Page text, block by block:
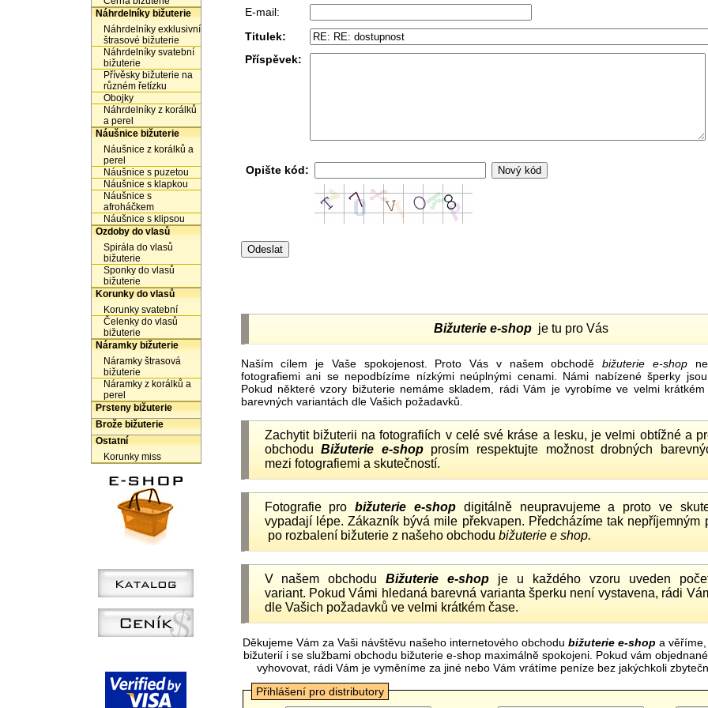
Náhrdelníky bižuterie
Náhrdelníky exklusivní
štrasové bižuterie
Náhrdelníky svatební
bižuterie
Přívěsky bižuterie na
různém řetízku
Obojky
Náhrdelníky z korálků
a perel
Náušnice bižuterie
Náušnice z korálků a
perel
Náušnice s puzetou
Náušnice s klapkou
Náušnice s
afroháčkem
Náušnice s klipsou
Ozdoby do vlasů
Spirála do vlasů
bižuterie
Sponky do vlasů
bižuterie
Korunky do vlasů
Korunky svatební
Čelenky do vlasů
bižuterie
Náramky bižuterie
Náramky štrasová
bižuterie
Náramky z korálků a
perel
Prsteny bižuterie
Brože bižuterie
Ostatní
Korunky miss
E-mail:
Titulek:
Příspěvek:
Opište kód:
Bižuterie e-shopje tu pro Vás
Naším cílem je Vaše spokojenost. Proto Vás v našem obchoděbižuterie e-shop
fotografiemi ani se nepodbízíme nízkými neúplnými cenami. Námi nabízené šperky
Pokud některé vzory bižuterie nemáme skladem, rádi Vám je vyrobíme ve velmi
barevných variantách dle Vašich požadavků.
Zachytit bižuterii na fotografiích v celé své kráse a lesku, je velmi obtížné a
obchoduBižuterie e-shopprosím respektujte možnost drobných
mezi fotografiemi a skutečností.
Fotografie probižuterie e-shopdigitálně neupravujeme a proto ve
vypadají lépe. Zákazník bývá mile překvapen. Předcházíme tak nepříjemným
po rozbalení bižuterie z našeho obchodu bižuterie e shop.
V našem obchoduBižuterie e-shop je u každého vzoru uveden
variant. Pokud Vámi hledaná barevná varianta šperku není vystavena, rádi
dle Vašich požadavků ve velmi krátkém čase.
Děkujeme Vám za Vaši návštěvu našeho internetového obchodu bižuterie e-shop a
bižuterií i se službami obchodu bižuterie e-shop maximálně spokojeni. Pokud vám
vyhovovat, rádi Vám je vyměníme za jiné nebo Vám vrátíme peníze bez jakýchkoli
Přihlášení pro distributory